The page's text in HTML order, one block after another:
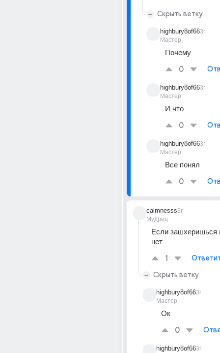
Скрыть ветку
highbury8of66
Мастер
3г
Почему
0
highbury8of66
Мастер
3г
И что
0
highbury8of66
Мастер
3г
Все понял
0
calmnesss
Мудрец
3г
Если зашхеришься
нет
1
Скрыть ветку
highbury8of66
Мастер
3г
Ок
0
highbury8of663г